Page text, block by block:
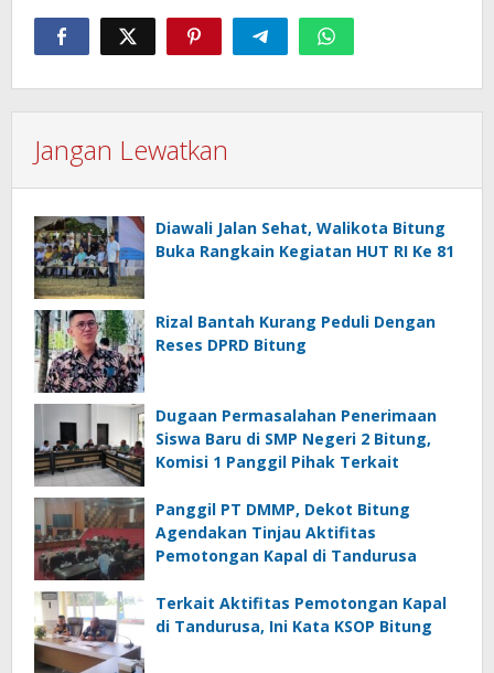
Jangan Lewatkan
Diawali Jalan Sehat, Walikota Bitung
Buka Rangkain Kegiatan HUT RI Ke 81
Rizal Bantah Kurang Peduli Dengan
Reses DPRD Bitung
Dugaan Permasalahan Penerimaan
Siswa Baru di SMP Negeri 2 Bitung,
Komisi 1 Panggil Pihak Terkait
Panggil PT DMMP, Dekot Bitung
Agendakan Tinjau Aktifitas
Pemotongan Kapal di Tandurusa
Terkait Aktifitas Pemotongan Kapal
di Tandurusa, Ini Kata KSOP Bitung